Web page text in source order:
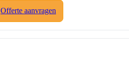
Offerte aanvragen